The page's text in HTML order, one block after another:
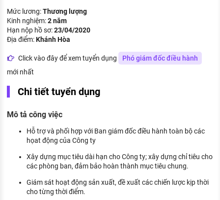
Việc làm tốt nhất
CÔNG TY
Danh sách nhà tuyển dụng
MẪU CV THEO STYLE
Mẫu CV đơn giản
Mẫu CV hiện đại
Lao động và tiền lương
Bảo hiểm và phúc lợi
Thuế thu nhập
Hồ sơ biểu mẫu
Chính sách lao động
KHÁM PHÁ NGHỀ NGHIỆP
Tử vi nghề nghiệp
Kỹ năng nghề nghiệp
HƯỚNG NGHIỆP VIỆC LÀM
Đặc trưng từng nghề
Mức lương:Thương lượng
Kinh nghiệm:2 năm
Hạn nộp hồ sơ:23/04/2020
Địa điểm:Khánh Hòa
Click vào đây để xem tuyển dụng
Phó giám đốc điều hành
mới nhất
Chi tiết tuyển dụng
Mô tả công việc
Hỗ trợ và phối hợp với Ban giám đốc điều hành toàn bộ các
họat động của Công ty
Xây dựng mục tiêu dài hạn cho Công ty; xây dựng chỉ tiêu cho
các phòng ban, đảm bảo hoàn thành mục tiêu chung.
Giám sát hoạt động sản xuất, đề xuất các chiến lược kịp thời
cho từng thời điểm.